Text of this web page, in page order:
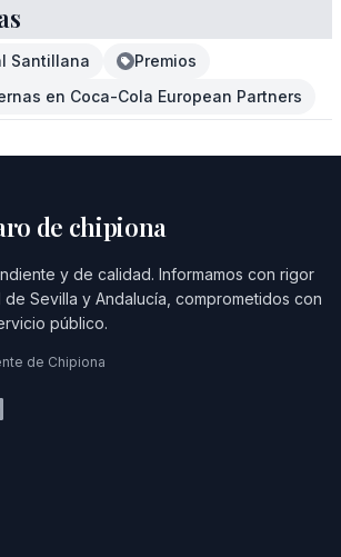
Santillana
Premios
en Coca-Cola European Partners
de chipiona
y de calidad. Informamos con rigor
Sevilla y Andalucía, comprometidos con
público.
de Chipiona